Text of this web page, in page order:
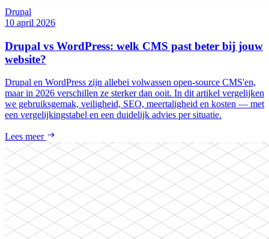
Drupal
10 april 2026
Drupal vs WordPress: welk CMS past beter bij jouw
website?
Drupal en WordPress zijn allebei volwassen open-source CMS'en,
maar in 2026 verschillen ze sterker dan ooit. In dit artikel vergelijken
we gebruiksgemak, veiligheid, SEO, meertaligheid en kosten — met
een vergelijkingstabel en een duidelijk advies per situatie.
Lees meer